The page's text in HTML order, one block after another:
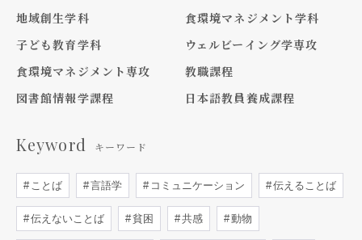
地域創生学科
食環境マネジメント学科
子ども教育学科
ウェルビーイング学専攻
食環境マネジメント専攻
教職課程
図書館情報学課程
日本語教員養成課程
Keyword キーワード
ことば 言語学 コミュニケーション 伝えることば
伝えないことば 貧困 共感 動物